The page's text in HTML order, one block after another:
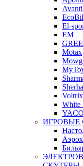
El-
EM
Motax
Voltrix
White
ИГРОВЫЕ